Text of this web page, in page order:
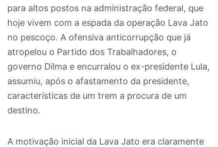
para altos postos na administração federal, que
hoje vivem com a espada da operação Lava Jato
no pescoço. A ofensiva anticorrupção que já
atropelou o Partido dos Trabalhadores, o
governo Dilma e encurralou o ex-presidente Lula,
assumiu, após o afastamento da presidente,
características de um trem a procura de um
destino.
A motivação inicial da Lava Jato era claramente